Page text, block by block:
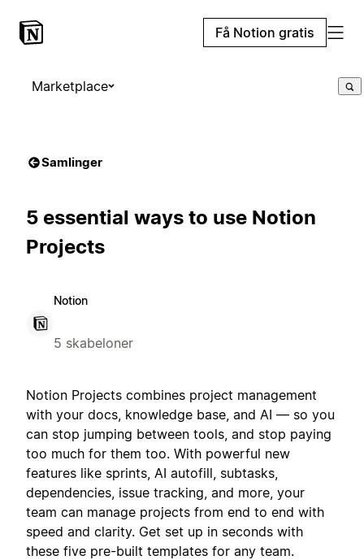
Få Notion gratis
Marketplace
Samlinger
5 essential ways to use Notion
Projects
Notion
5 skabeloner
Notion Projects combines project management
with your docs, knowledge base, and AI — so you
can stop jumping between tools, and stop paying
too much for them too. With powerful new
features like sprints, AI autofill, subtasks,
dependencies, issue tracking, and more, your
team can manage projects from end to end with
speed and clarity. Get set up in seconds with
these five pre-built templates for any team.